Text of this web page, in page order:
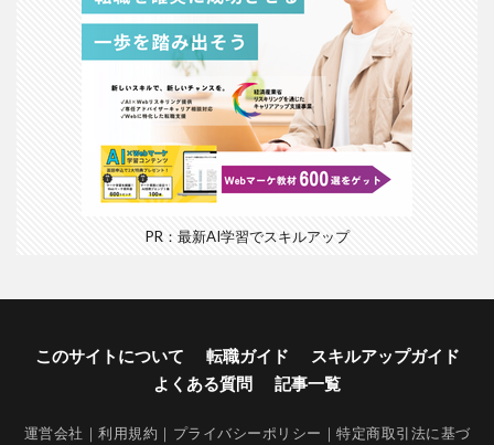
PR：最新AI学習でスキルアップ
このサイトについて 転職ガイド
スキルアップガイド
よくある質問
記事一覧
運営会社 ｜ 利用規約 ｜ プライバシーポリシー ｜ 特定商取引法に基づ